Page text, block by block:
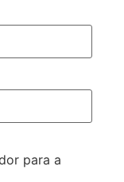
para a